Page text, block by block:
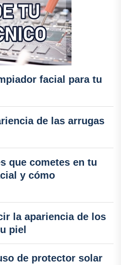
facial para tu
de las arrugas
que cometes en tu
y cómo
la apariencia de los
piel
de protector solar